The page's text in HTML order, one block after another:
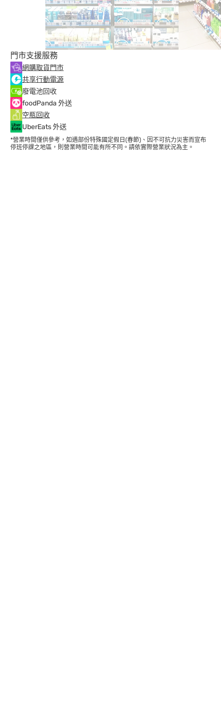
門市支援服務
網購取貨門市
共享行動電源
廢電池回收
foodPanda 外送
空瓶回收
UberEats 外送
*營業時間僅供參考，如遇部份特殊國定假日(春節)、因不可抗力災害而宣布
停班停課之地區，則營業時間可能有所不同。請依實際營業狀況為主。